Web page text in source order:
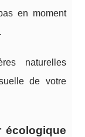
en moment
naturelles
de votre
écologique